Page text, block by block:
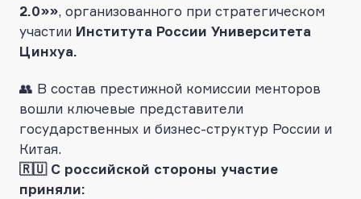
2.0»», организованного при стратегическом
участии Института России Университета
Цинхуа.
👥 В состав престижной комиссии менторов
вошли ключевые представители
государственных и бизнес-структур России и
Китая.
🇷🇺 С российской стороны участие
приняли: